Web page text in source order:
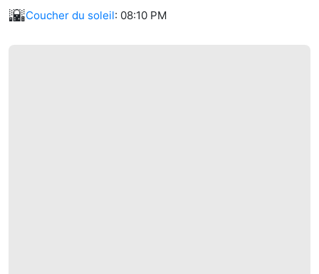
🌇Coucher du soleil: 08:10 PM